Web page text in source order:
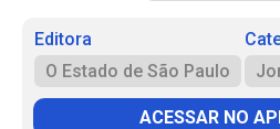
Editora
O Estado de São Paulo
ACESSAR NO